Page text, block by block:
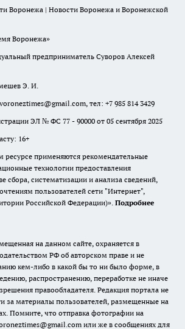
Воронежа | Новости Воронежа и Воронежской
Воронежа»
предприниматель Суворов Алексей
Э. И.
тел: +7 985 814 3429
ЭЛ № ФС 77 - 90000 от 05 сентября 2025
16+
применяются рекомендательные
технологии предоставления
сбора, систематизации и анализа сведений,
пользователей сети "Интернет",
Российской Федерации)». Подробнее
на данном сайте, охраняется в
РФ об авторском праве и не
кем-либо в какой бы то ни было форме, в
распространению, переработке не иначе
правообладателя. Редакция портала не
за материалы пользователей, размещенные на
Помните, что отправка фотографии на
или же в сообщениях для